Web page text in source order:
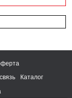
Каталог